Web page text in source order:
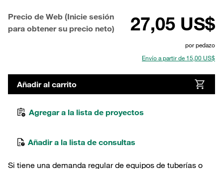
Precio de Web (Inicie sesión
para obtener su precio neto)
27,05 US$
por pedazo
Envío a partir de 15,00 US$
Añadir al carrito
Agregar a la lista de proyectos
Añadir a la lista de consultas
Si tiene una demanda regular de equipos de tuberías o